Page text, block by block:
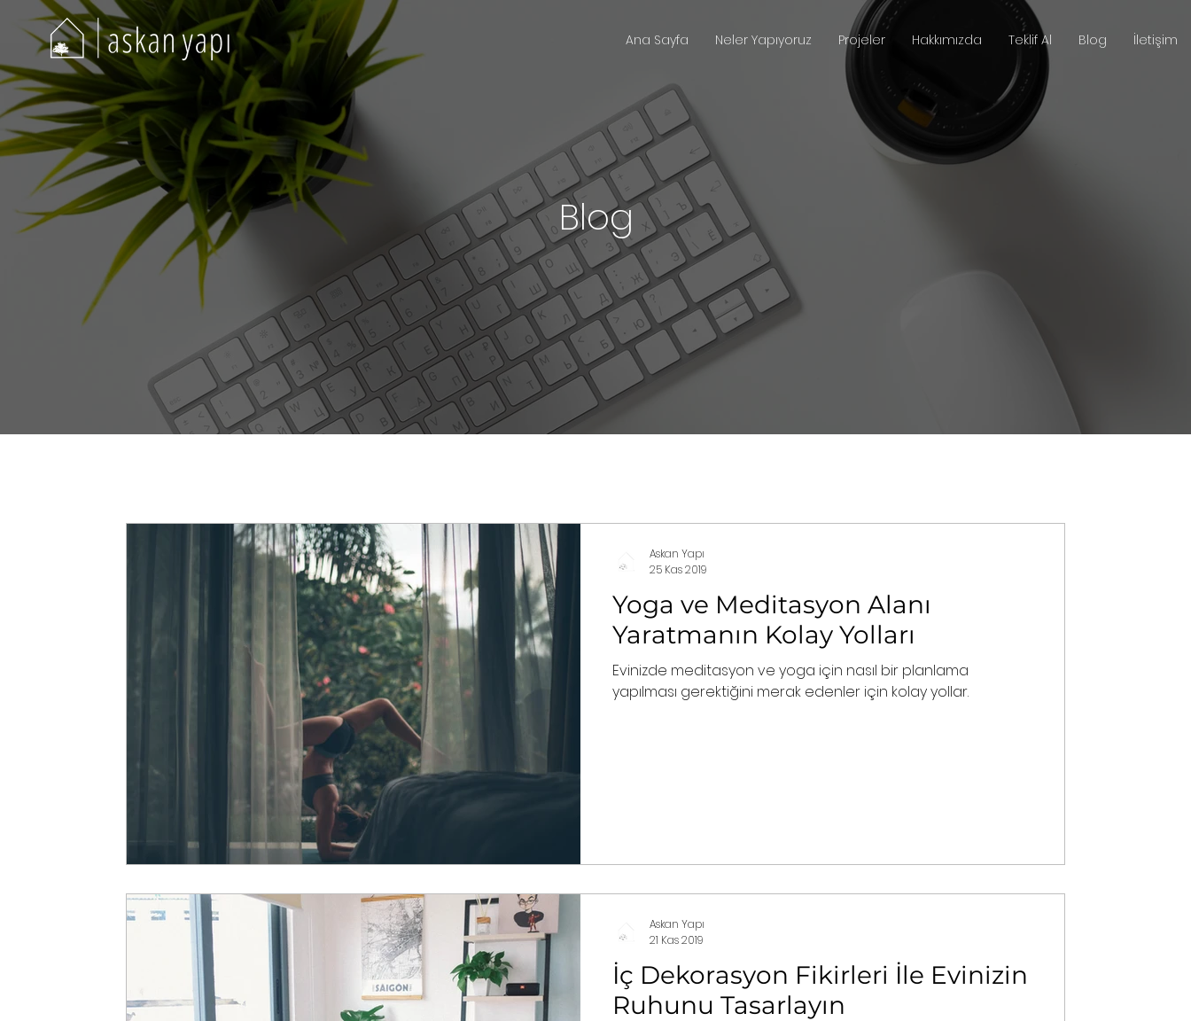
Ana Sayfa Neler Yapıyoruz Projeler Hakkımızda Teklif Al Blog İletişim
Blog
Yoga ve Meditasyon Alanı
Yaratmanın Kolay Yolları
Evinizde meditasyon ve yoga için nasıl bir planlama
yapılması gerektiğini merak edenler için kolay yollar.
Askan Yapı
25 Kas 2019
İç Dekorasyon Fikirleri İle Evinizin
Ruhunu Tasarlayın
Askan Yapı
21 Kas 2019